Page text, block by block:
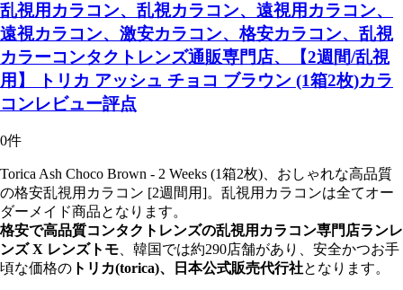
乱視用カラコン、乱視カラコン、遠視用カラコン、
遠視カラコン、激安カラコン、格安カラコン、乱視
カラーコンタクトレンズ通販専門店、【2週間/乱視
用】 トリカ アッシュ チョコ ブラウン (1箱2枚)カラ
コンレビュー評点
0件
Torica Ash Choco Brown - 2 Weeks (1箱2枚)、おしゃれな高品質
の格安乱視用カラコン [2週間用]。乱視用カラコンは全てオー
ダーメイド商品となります。
格安で高品質コンタクトレンズの乱視用カラコン専門店ランレ
ンズ X レンズトモ 、韓国では約290店舗があり、安全かつお手
頃な価格の トリカ(torica)、日本公式販売代行社となります。